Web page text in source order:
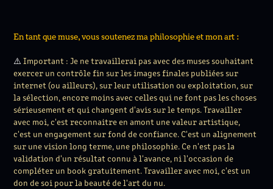
En tant que muse, vous soutenez ma philosophie et mon art :
⚠️Important : Je ne travaillerai pas avec des muses souhaitant
exercer un contrôle fin sur les images finales publiées sur
internet (ou ailleurs), sur leur utilisation ou exploitation, sur
la sélection, encore moins avec celles qui ne font pas les choses
sérieusement et qui changent d'avis sur le temps. Travailler
avec moi, c'est reconnaitre en amont une valeur artistique,
c'est un engagement sur fond de confiance. C'est un alignement
sur une vision long terme, une philosophie. Ce n'est pas la
validation d'un résultat connu à l'avance, ni l'occasion de
compléter un book gratuitement. Travailler avec moi, c'est un
don de soi pour la beauté de l'art du nu.